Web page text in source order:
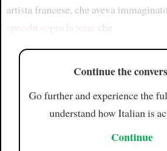
artista francese, che aveva
specchi sopra la terra che
Continue the
Go further and experience the
understand how Italian is
Continue